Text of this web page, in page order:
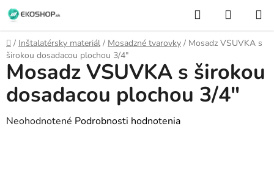
Prejsť
na
obsah
Hľadať
KOŠÍK
Domov
/ Inštalatérsky materiál / Mosadzné tvarovky / Mosadz VSUVKA s
širokou dosadacou plochou 3/4"
Mosadz VSUVKA s širokou
dosadacou plochou 3/4"
Priemerné
Neohodnotené Podrobnosti hodnotenia